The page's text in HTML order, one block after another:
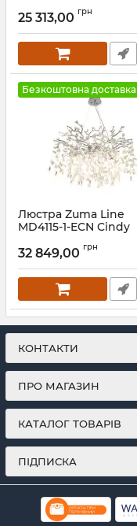
25 313,00 грн
Безкоштовна доставка
Люстра Zuma Line
MD4115-1-ECN Cindy
32 849,00 грн
КОНТАКТИ
ПРО МАГАЗИН
КАТАЛОГ ТОВАРІВ
ПІДПИСКА